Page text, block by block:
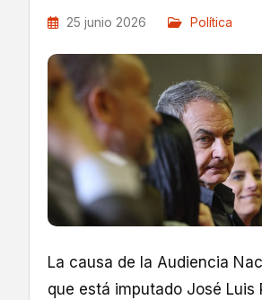
25 junio 2026 Política
La causa de la Audiencia
que está imputado José Luis